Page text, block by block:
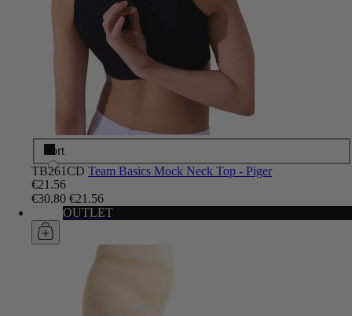
Sort
TB261CD Team Basics Mock Neck Top - Piger
€21.56
€30.80 €21.56
OUTLET